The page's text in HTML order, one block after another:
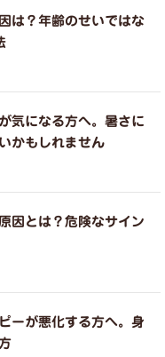
は？年齢のせいではな
気になる方へ。暑さに
かもしれません
因とは？危険なサイン
ーが悪化する方へ。身